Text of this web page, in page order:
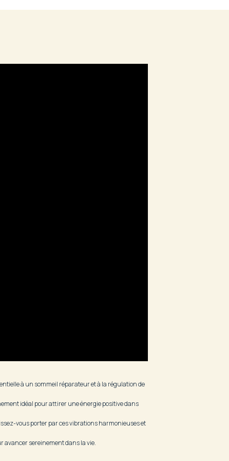
à un sommeil réparateur et à la régulation de
idéal pour attirer une énergie positive dans
vous porter par ces vibrations harmonieuses et
avancer sereinement dans la vie.